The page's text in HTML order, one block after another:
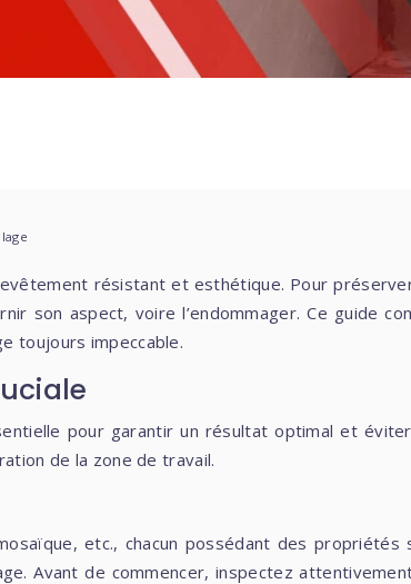
son aspect, voire l’endommager. Ce guide
toujours impeccable.
pour garantir un résultat optimal et
de la zone de travail.
etc., chacun possédant des
Avant de commencer, inspectez